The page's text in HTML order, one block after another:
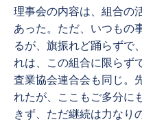
理事会の内容は、組合の
あった。ただ、いつもの
るが、旗振れど踊らずで
れは、この組合に限らず
査業協会連合会も同じ。
れたが、ここもご多分に
きず、ただ継続は力なり